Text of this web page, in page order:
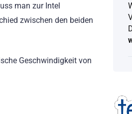
man zur Intel
zwischen den beiden
Geschwindigkeit von